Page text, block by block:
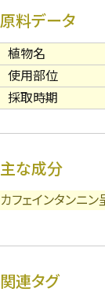
原料データ
植物名
使用部位
採取時期
主な成分
カフェインタンニン
関連タグ